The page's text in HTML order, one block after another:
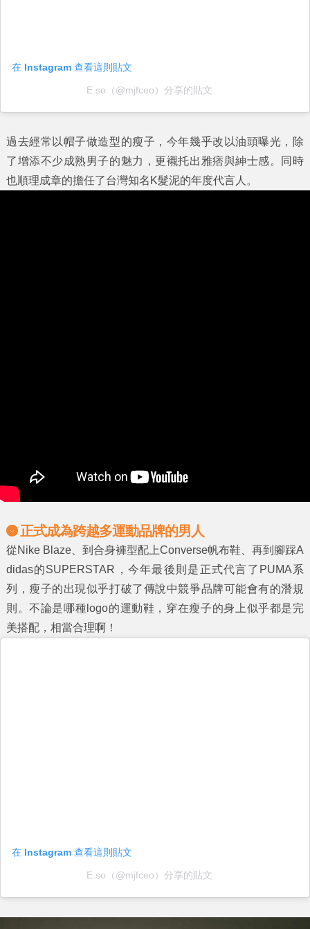
在 Instagram 查看這則貼文
E.so（@mjfceo）分享的貼文
過去經常以帽子做造型的瘦子，今年幾乎改以油頭曝光，除
了增添不少成熟男子的魅力，更襯托出雅痞與紳士感。同時
也順理成章的擔任了台灣知名K髮泥的年度代言人。
正式成為跨越多運動品牌的男人
從Nike Blaze、到合身褲型配上Converse帆布鞋、再到腳踩A
didas的SUPERSTAR，今年最後則是正式代言了PUMA系
列，瘦子的出現似乎打破了傳說中競爭品牌可能會有的潛規
則。不論是哪種logo的運動鞋，穿在瘦子的身上似乎都是完
美搭配，相當合理啊！
在 Instagram 查看這則貼文
E.so（@mjfceo）分享的貼文